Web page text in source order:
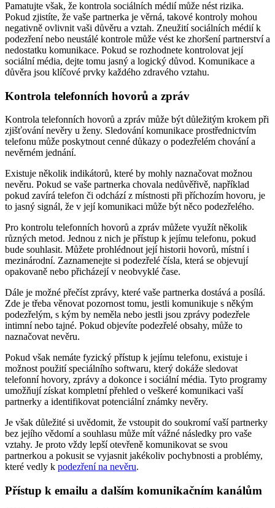
Pamatujte však, že kontrola sociálních médií může nést rizika.
Pokud zjistíte, že vaše partnerka je věrná, takové kontroly mohou
negativně ovlivnit vaši důvěru a vztah. Zneužití sociálních médií k
podezření nebo neustálé kontrole může vést ke zhoršení partnerství a
nedostatku komunikace. Pokud se rozhodnete kontrolovat její
sociální média, dejte tomu jasný a logický důvod. Komunikace a
důvěra jsou klíčové prvky každého zdravého vztahu.
Kontrola telefonních hovorů a zpráv
Kontrola telefonních hovorů a zpráv může být důležitým krokem při
zjišťování nevěry u ženy. Sledování komunikace prostřednictvím
telefonu může poskytnout cenné důkazy o podezřelém chování a
nevěrném jednání.
Existuje několik indikátorů, které by mohly naznačovat možnou
nevěru. Pokud se vaše partnerka chovala nedůvěřivě, například
pokud zavírá telefon či odchází z místnosti při příchozím hovoru, je
to jasný signál, že v její komunikaci může být něco podezřelého.
Pro kontrolu telefonních hovorů a zpráv můžete využít několik
různých metod. Jednou z nich je přístup k jejímu telefonu, pokud
bude souhlasit. Můžete prohlédnout její historii hovorů, místní i
mezinárodní. Zaznamenejte si podezřelé čísla, která se objevují
opakovaně nebo přicházejí v neobvyklé čase.
Dále je možné přečíst zprávy, které vaše partnerka dostává a posílá.
Zde je třeba věnovat pozornost tomu, jestli komunikuje s někým
podezřelým, s kým by neměla nebo jestli jsou zprávy podezřele
intimní nebo tajné. Pokud objevíte podezřelé obsahy, může to
naznačovat nevěru.
Pokud však nemáte fyzický přístup k jejímu telefonu, existuje i
možnost použití speciálního softwaru, který dokáže sledovat
telefonní hovory, zprávy a dokonce i sociální média. Tyto programy
umožňují získat kompletní přehled o veškeré komunikaci vaší
partnerky a identifikovat potenciální známky nevěry.
Je však důležité si uvědomit, že vstoupit do soukromí vaší partnerky
bez jejího vědomí a souhlasu může mít vážné následky pro vaše
vztahy. Je proto vždy lepší otevřeně komunikovat se svou
partnerkou a pokusit se vyjasnit jakékoliv pochybnosti a problémy,
které vedly k podezření na nevěru.
Přístup k emailu a dalším komunikačním kanálům